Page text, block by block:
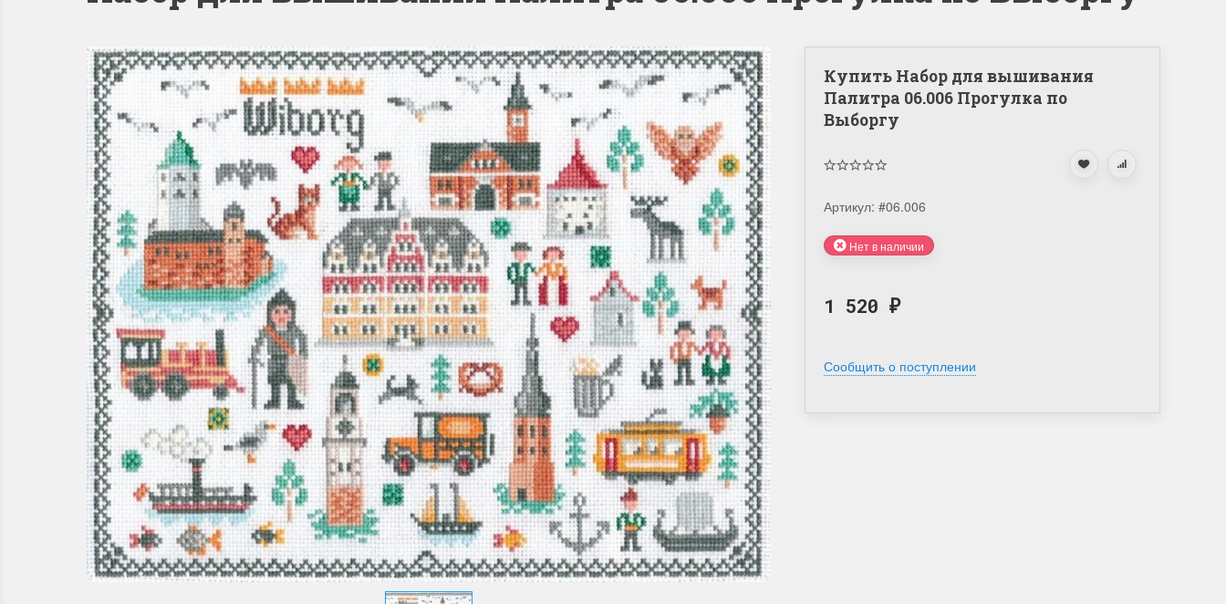
Купить Набор для вышивания
Палитра 06.006 Прогулка по
Выборгу
Артикул: #06.006
Нет в наличии
1 520 ₽
Сообщить о поступлении